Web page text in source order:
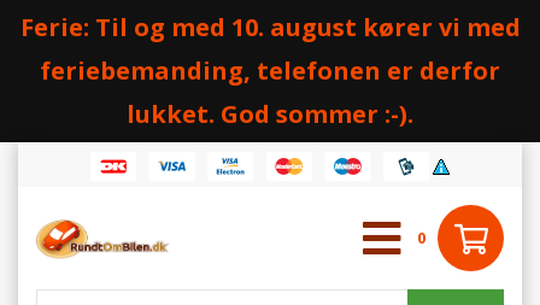
Ferie: Til og med 10. august kører vi med
feriebemanding, telefonen er derfor
lukket. God sommer :-).
0